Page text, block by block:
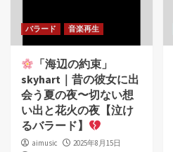
バラード 音楽再生
「海辺の約束」
skyhart｜昔の彼女に出
会う夏の夜〜切ない想
い出と花火の夜【泣け
るバラード】
aimusic
2025年8月15日